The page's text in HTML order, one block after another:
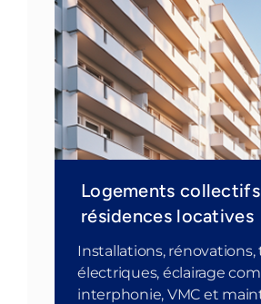
Logements
résidences locatives
Installations, rénovations,
électriques, éclairage
interphonie, VMC et